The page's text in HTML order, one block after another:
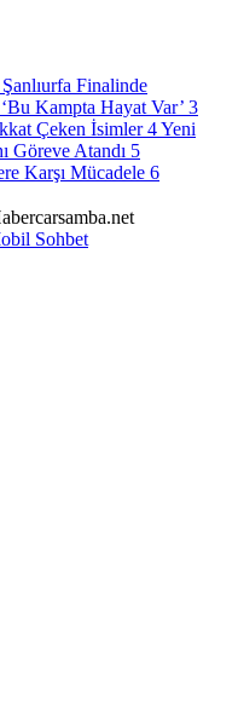
Finalinde
‘Bu Kampta Hayat Var’ 3
Çeken İsimler 4Yeni
Göreve Atandı 5
Karşı Mücadele 6
Sohbet